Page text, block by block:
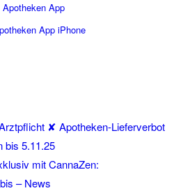
Apotheken App
✘ Apotheken-Lieferverbot
bis 5.11.25
mit CannaZen:
– News